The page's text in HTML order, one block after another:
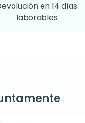
en 14 días
laborables